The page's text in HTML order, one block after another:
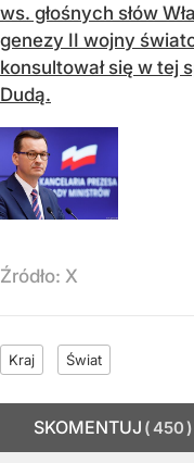
ws. głośnych słów
genezy II wojny
konsultował się w tej
Dudą.
Źródło: X
Kraj Świat
SKOMENTUJ 450